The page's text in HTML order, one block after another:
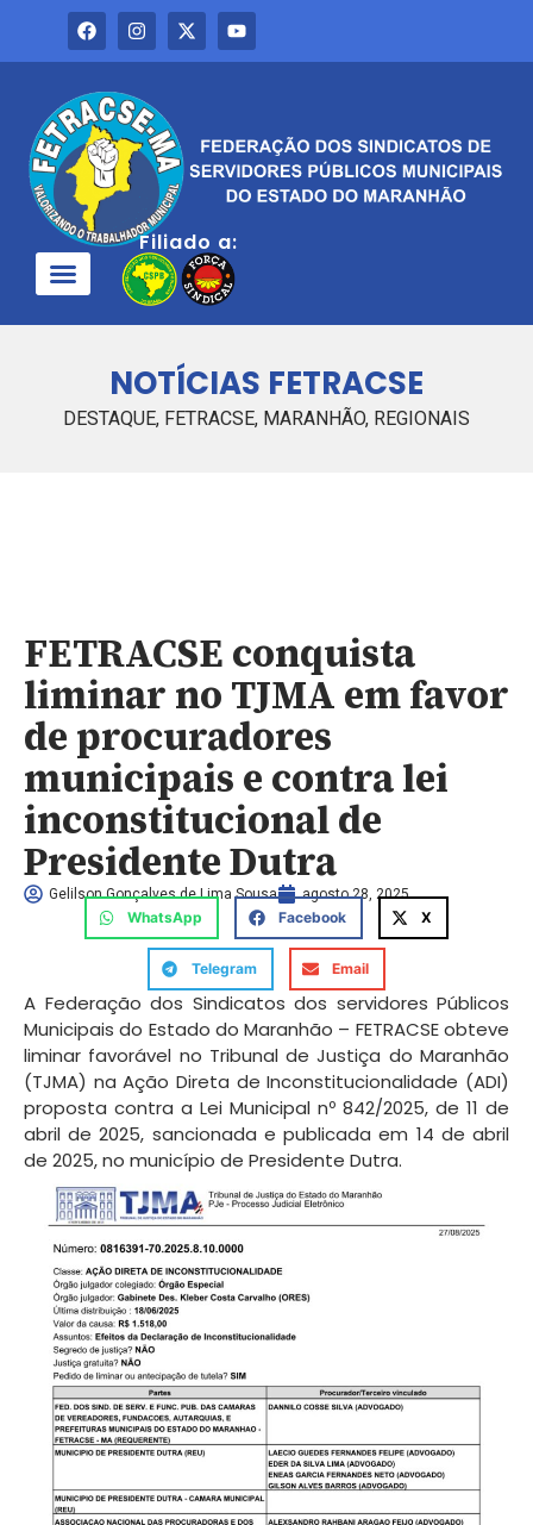
Filiado a:
NOTÍCIAS FETRACSE
DESTAQUE, FETRACSE, MARANHÃO, REGIONAIS
FETRACSE conquista
liminar no TJMA em favor
de procuradores
municipais e contra lei
inconstitucional de
Presidente Dutra
Gelilson Gonçalves de Lima Sousa agosto 28, 2025
WhatsApp Facebook X
Telegram Email
A Federação dos Sindicatos dos servidores Públicos
Municipais do Estado do Maranhão – FETRACSE obteve
liminar favorável no Tribunal de Justiça do Maranhão
(TJMA) na Ação Direta de Inconstitucionalidade (ADI)
proposta contra a Lei Municipal nº 842/2025, de 11 de
abril de 2025, sancionada e publicada em 14 de abril
de 2025, no município de Presidente Dutra.